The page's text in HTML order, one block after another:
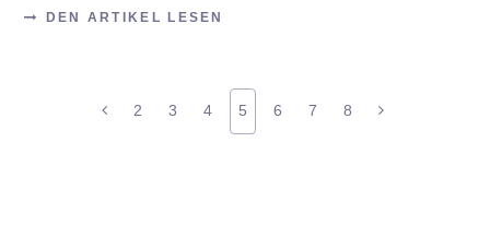
DEN ARTIKEL LESEN
2 3 4 5 6 7 8